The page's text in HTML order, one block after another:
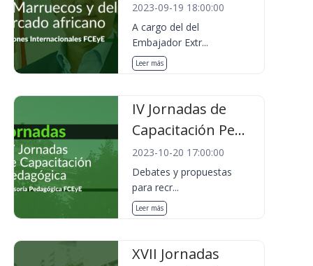
2023-09-19 18:00:00
A cargo del del
Embajador Extr...
Leer más
IV Jornadas de
Capacitación Pe...
2023-10-20 17:00:00
Debates y propuestas
para recr...
Leer más
XVII Jornadas